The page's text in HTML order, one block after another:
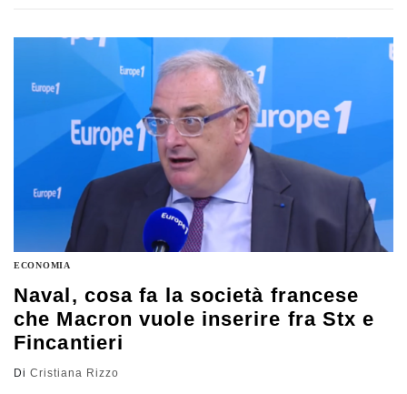
ambizioni dei due paesi a controllare il nascituro…
ECONOMIA
Naval, cosa fa la società francese
che Macron vuole inserire fra Stx e
Fincantieri
Di Cristiana Rizzo